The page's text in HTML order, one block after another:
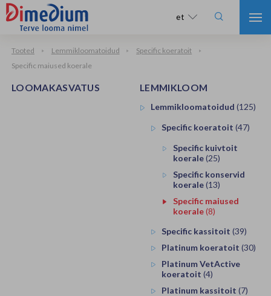
et 
Tooted Lemmikloomatoidud
Specific koeratoit
Specific maiused koerale
LOOMAKASVATUS LEMMIKLOOM
Lemmikloomatoidud(125)
Specific koeratoit(47)
Specific kuivtoit
koerale(25)
Specific konservid
koerale(13)
Specific maiused
koerale(8)
Specific kassitoit(39)
Platinum koeratoit(30)
Platinum VetActive
koeratoit(4)
Platinum kassitoit(7)